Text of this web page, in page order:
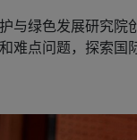
与绿色发展研究院
难点问题，探索国